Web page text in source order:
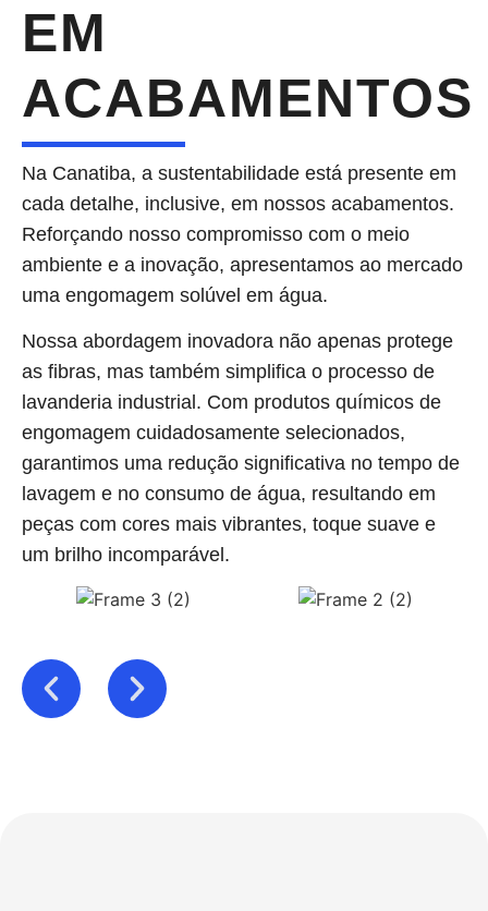
EM
ACABAMENTOS
Na Canatiba, a sustentabilidade está presente em
cada detalhe, inclusive, em nossos acabamentos.
Reforçando nosso compromisso com o meio
ambiente e a inovação, apresentamos ao mercado
uma engomagem solúvel em água.
Nossa abordagem inovadora não apenas protege
as fibras, mas também simplifica o processo de
lavanderia industrial. Com produtos químicos de
engomagem cuidadosamente selecionados,
garantimos uma redução significativa no tempo de
lavagem e no consumo de água, resultando em
peças com cores mais vibrantes, toque suave e
um brilho incomparável.